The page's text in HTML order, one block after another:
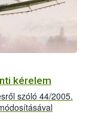
kérelem
szóló 44/2005.
légi úton történő
szerint.